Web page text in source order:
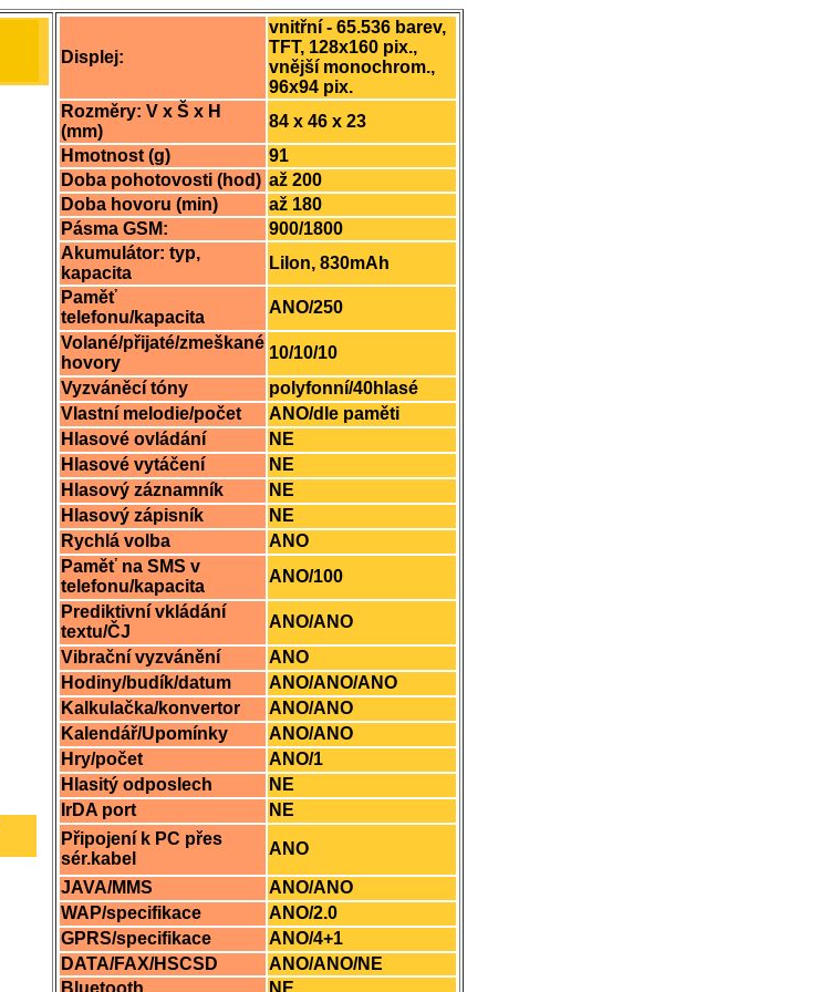
Displej:
vnitřní - 65.536 barev,
TFT, 128x160 pix.,
vnější monochrom.,
96x94 pix.
Rozměry: V x Š x H
(mm)
84 x 46 x 23
Hmotnost (g)
91
Doba pohotovosti (hod) až 200
Doba hovoru (min)
až 180
Pásma GSM:
900/1800
Akumulátor: typ,
kapacita
LiIon, 830mAh
Paměť
telefonu/kapacita
ANO/250
Volané/přijaté/zmeškané
hovory
10/10/10
Vyzváněcí tóny
polyfonní/40hlasé
Vlastní melodie/počet
ANO/dle paměti
Hlasové ovládání
NE
Hlasové vytáčení
NE
Hlasový záznamník
NE
Hlasový zápisník
NE
Rychlá volba
ANO
Paměť na SMS v
telefonu/kapacita
ANO/100
Prediktivní vkládání
textu/ČJ
ANO/ANO
Vibrační vyzvánění
ANO
Hodiny/budík/datum
ANO/ANO/ANO
Kalkulačka/konvertor
ANO/ANO
Kalendář/Upomínky
ANO/ANO
Hry/počet
ANO/1
Hlasitý odposlech
NE
IrDA port
NE
Připojení k PC přes
sér.kabel
ANO
JAVA/MMS
ANO/ANO
WAP/specifikace
ANO/2.0
GPRS/specifikace
ANO/4+1
DATA/FAX/HSCSD
ANO/ANO/NE
Bluetooth
NE